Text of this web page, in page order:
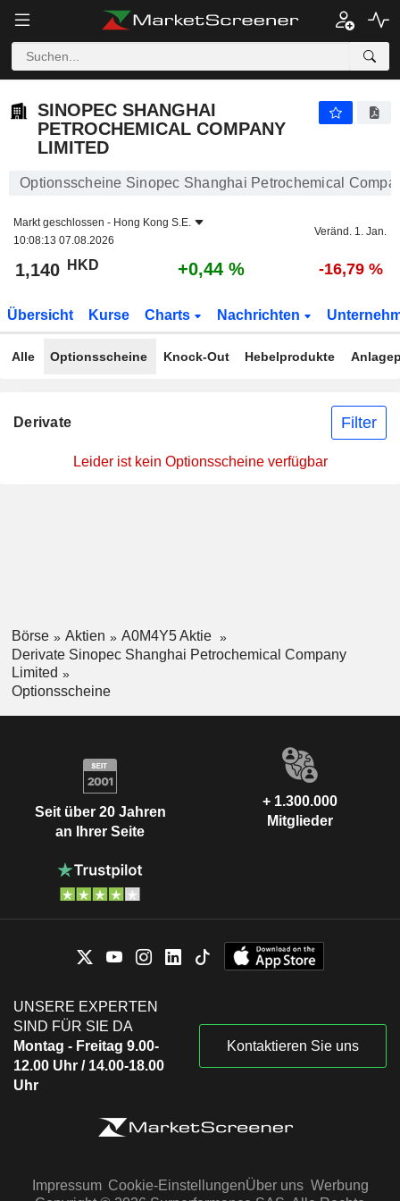
SINOPEC SHANGHAI
PETROCHEMICAL COMPANY
LIMITED
Optionsscheine Sinopec Shanghai Petrochemical
Markt geschlossen - Hong Kong S.E.
10:08:13 07.08.2026
Veränd. 1. Jan.
1,140 HKD +0,44 % -16,79 %
Übersicht Kurse Charts Nachrichten
Alle Optionsscheine Knock-Out Hebelprodukte
Derivate Filter
Leider ist kein Optionsscheine verfügbar
Börse Aktien
A0M4Y5 Aktie
Derivate Sinopec Shanghai Petrochemical Company
Limited
Optionsscheine
Seit über 20 Jahren
an Ihrer Seite
+ 1.300.000
Mitglieder
UNSERE EXPERTEN
SIND FÜR SIE DA
Montag - Freitag 9.00-
12.00 Uhr / 14.00-18.00
Uhr
Kontaktieren Sie uns
Impressum Cookie-EinstellungenÜber uns Werbung